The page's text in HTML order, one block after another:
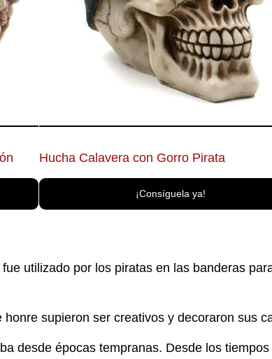
Hucha Calavera con Gorro Pirata
¡Consíguela ya!
fue utilizado por los piratas en las banderas
supieron ser creativos y decoraron sus
desde épocas tempranas. Desde los